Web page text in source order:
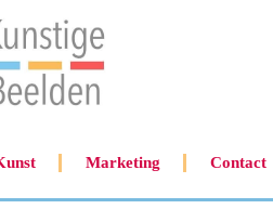
Marketing Contact